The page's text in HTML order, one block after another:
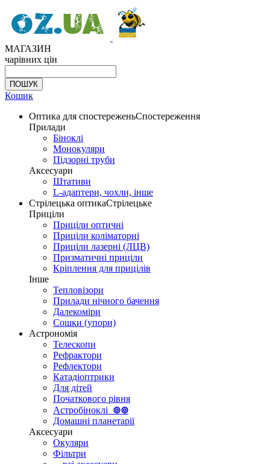
МАГАЗИН
чарівних цін
Кошик
Оптика для спостереженьСпостереження
Прилади
Біноклі
Монокуляри
Підзорні труби
Аксесуари
Штативи
L-адаптери, чохли, інше
Стрілецька оптикаСтрілецьке
Приціли
Приціли оптичні
Приціли коліматорні
Приціли лазерні (ЛЦВ)
Призматичні приціли
Кріплення для прицілів
Інше
Тепловізори
Прилади нічного бачення
Далекоміри
Сошки (упори)
Астрономія
Телескопи
Рефрактори
Рефлектори
Катадіоптрики
Для дітей
Початкового рівня
Астробіноклі ⊚⊚
Домашні планетарії
Аксесуари
Окуляри
Фільтри